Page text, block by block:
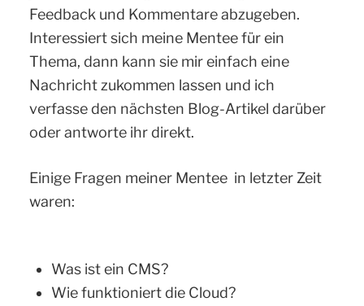
Feedback und Kommentare abzugeben.
Interessiert sich meine Mentee für ein
Thema, dann kann sie mir einfach eine
Nachricht zukommen lassen und ich
verfasse den nächsten Blog-Artikel darüber
oder antworte ihr direkt.
Einige Fragen meiner Mentee in letzter Zeit
waren:
Was ist ein CMS?
Wie funktioniert die Cloud?